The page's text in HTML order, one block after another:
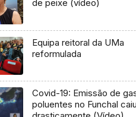
de peixe (vídeo)
Equipa reitoral da UMa
reformulada
Covid-19: Emissão de
poluentes no Funchal caiu